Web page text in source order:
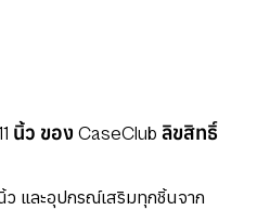
นิ้ว ของ CaseClub ลิขสิทธิ์
ว และอุปกรณ์เสริมทุกชิ้นจาก